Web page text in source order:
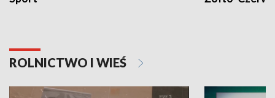
ROLNICTWO I WIEŚ